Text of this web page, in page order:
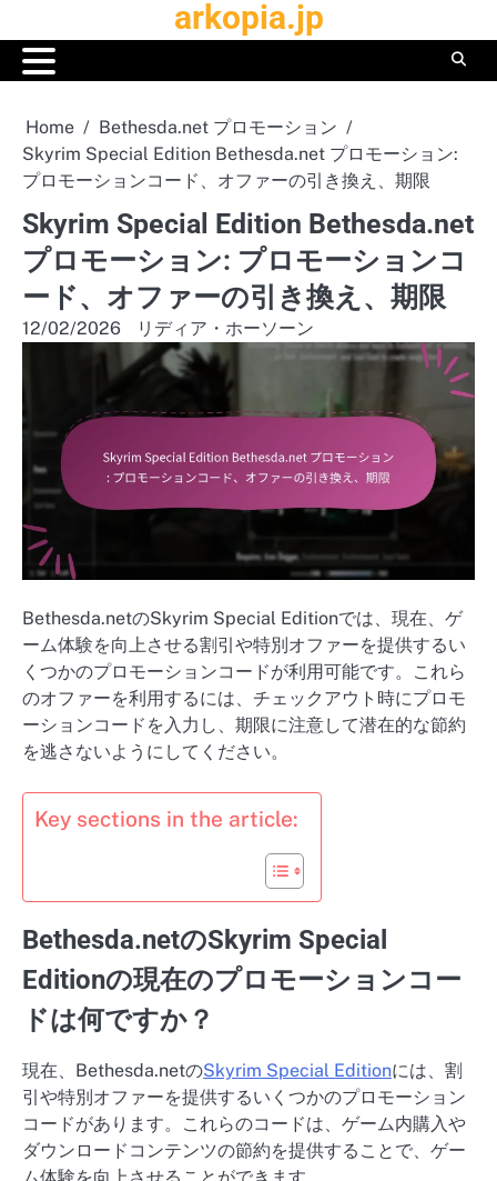
to
content
arkopia.jp
Home
Bethesda.net プロモーション
Skyrim Special Edition Bethesda.net プロモーション:
プロモーションコード、オファーの引き換え、期限
Skyrim Special Edition Bethesda.net
プロモーション: プロモーションコ
ード、オファーの引き換え、期限
12/02/2026 リディア・ホーソーン
Bethesda.netのSkyrim Special Editionでは、現在、ゲ
ーム体験を向上させる割引や特別オファーを提供するい
くつかのプロモーションコードが利用可能です。これら
のオファーを利用するには、チェックアウト時にプロモ
ーションコードを入力し、期限に注意して潜在的な節約
を逃さないようにしてください。
Key sections in the article:
Bethesda.netのSkyrim Special
Editionの現在のプロモーションコー
ドは何ですか？
現在、Bethesda.netのSkyrim Special Editionには、割
引や特別オファーを提供するいくつかのプロモーション
コードがあります。これらのコードは、ゲーム内購入や
ダウンロードコンテンツの節約を提供することで、ゲー